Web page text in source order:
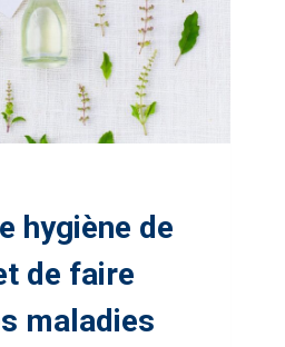
hygiène de
de faire
maladies